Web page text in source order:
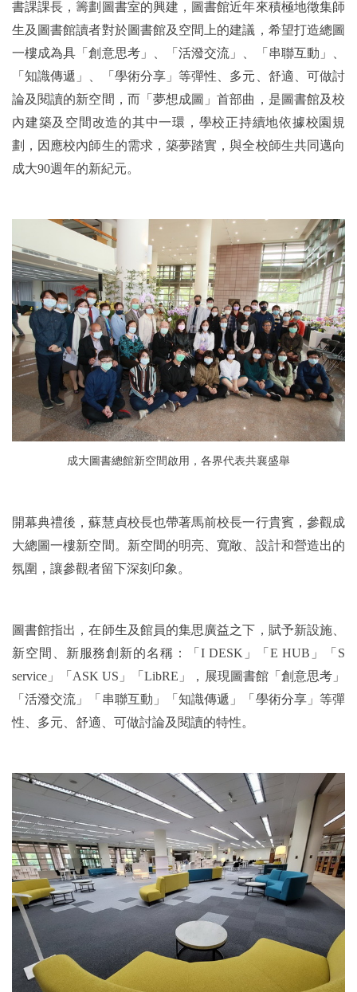
書課課長，籌劃圖書室的興建，圖書館近年來積極地徵集師
生及圖書館讀者對於圖書館及空間上的建議，希望打造總圖
一樓成為具「創意思考」、「活潑交流」、「串聯互動」、
「知識傳遞」、「學術分享」等彈性、多元、舒適、可做討
論及閱讀的新空間，而「夢想成圖」首部曲，是圖書館及校
內建築及空間改造的其中一環，學校正持續地依據校園規
劃，因應校內師生的需求，築夢踏實，與全校師生共同邁向
成大90週年的新紀元。
成大圖書總館新空間啟用，各界代表共襄盛舉
開幕典禮後，蘇慧貞校長也帶著馬前校長一行貴賓，參觀成
大總圖一樓新空間。新空間的明亮、寬敞、設計和營造出的
氛圍，讓參觀者留下深刻印象。
圖書館指出，在師生及館員的集思廣益之下，賦予新設施、
新空間、新服務創新的名稱：「I DESK」「E HUB」「S
service」「ASK US」「LibRE」，展現圖書館「創意思考」
「活潑交流」「串聯互動」「知識傳遞」「學術分享」等彈
性、多元、舒適、可做討論及閱讀的特性。